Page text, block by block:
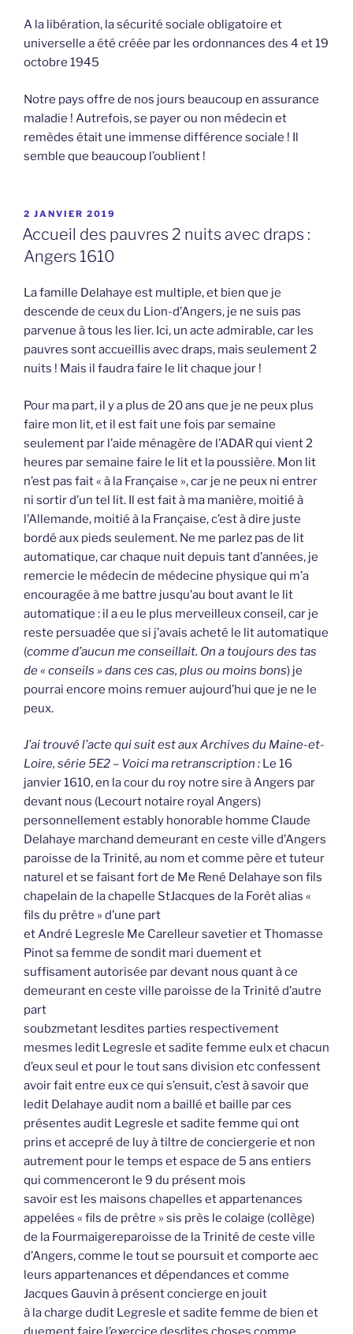
A la libération, la sécurité sociale obligatoire et
universelle a été créée par les ordonnances des 4 et 19
octobre 1945
Notre pays offre de nos jours beaucoup en assurance
maladie ! Autrefois, se payer ou non médecin et
remèdes était une immense différence sociale ! Il
semble que beaucoup l’oublient !
PUBLIÉ
LE
2 JANVIER 2019
Accueil des pauvres 2 nuits avec draps :
Angers 1610
La famille Delahaye est multiple, et bien que je
descende de ceux du Lion-d’Angers, je ne suis pas
parvenue à tous les lier. Ici, un acte admirable, car les
pauvres sont accueillis avec draps, mais seulement 2
nuits ! Mais il faudra faire le lit chaque jour !
Pour ma part, il y a plus de 20 ans que je ne peux plus
faire mon lit, et il est fait une fois par semaine
seulement par l’aide ménagère de l’ADAR qui vient 2
heures par semaine faire le lit et la poussière. Mon lit
n’est pas fait « à la Française », car je ne peux ni entrer
ni sortir d’un tel lit. Il est fait à ma manière, moitié à
l’Allemande, moitié à la Française, c’est à dire juste
bordé aux pieds seulement. Ne me parlez pas de lit
automatique, car chaque nuit depuis tant d’années, je
remercie le médecin de médecine physique qui m’a
encouragée à me battre jusqu’au bout avant le lit
automatique : il a eu le plus merveilleux conseil, car je
reste persuadée que si j’avais acheté le lit automatique
(comme d’aucun me conseillait. On a toujours des tas
de « conseils » dans ces cas, plus ou moins bons) je
pourrai encore moins remuer aujourd’hui que je ne le
peux.
J’ai trouvé l’acte qui suit est aux Archives du Maine-et-
Loire, série 5E2 – Voici ma retranscription : Le 16
janvier 1610, en la cour du roy notre sire à Angers par
devant nous (Lecourt notaire royal Angers)
personnellement estably honorable homme Claude
Delahaye marchand demeurant en ceste ville d’Angers
paroisse de la Trinité, au nom et comme père et tuteur
naturel et se faisant fort de Me René Delahaye son fils
chapelain de la chapelle StJacques de la Forêt alias «
fils du prêtre » d’une part
et André Legresle Me Carelleur savetier et Thomasse
Pinot sa femme de sondit mari duement et
suffisament autorisée par devant nous quant à ce
demeurant en ceste ville paroisse de la Trinité d’autre
part
soubzmetant lesdites parties respectivement
mesmes ledit Legresle et sadite femme eulx et chacun
d’eux seul et pour le tout sans division etc confessent
avoir fait entre eux ce qui s’ensuit, c’est à savoir que
ledit Delahaye audit nom a baillé et baille par ces
présentes audit Legresle et sadite femme qui ont
prins et accepré de luy à tiltre de conciergerie et non
autrement pour le temps et espace de 5 ans entiers
qui commenceront le 9 du présent mois
savoir est les maisons chapelles et appartenances
appelées « fils de prêtre » sis près le colaige (collège)
de la Fourmaigereparoisse de la Trinité de ceste ville
d’Angers, comme le tout se poursuit et comporte aec
leurs appartenances et dépendances et comme
Jacques Gauvin à présent concierge en jouit
à la charge dudit Legresle et sadite femme de bien et